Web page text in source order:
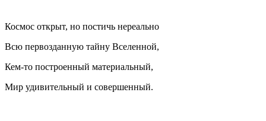
Космос открыт, но постичь нереально
Всю первозданную тайну Вселенной,
Кем-то построенный материальный,
Мир удивительный и совершенный.